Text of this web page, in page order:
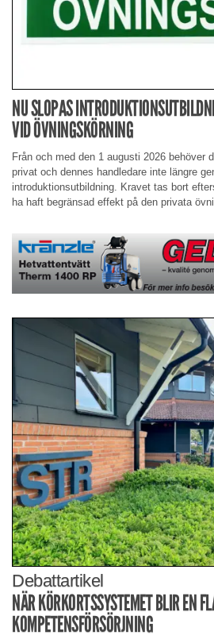
NU SLOPAS
VID ÖVNINGSKÖRNING
Från och med den 1 augusti 2026 behöver
privat och dennes handledare inte längre
introduktionsutbildning. Kravet tas bort
ha haft begränsad effekt på den privata
Debattartikel
NÄR KÖRKORTSSYSTEMET BLIR EN
KOMPETENSFÖRSÖRJNING